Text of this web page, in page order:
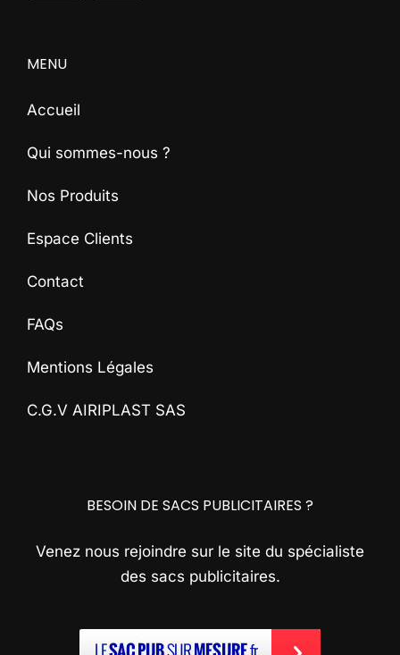
MENU
Accueil
Qui sommes-nous ?
Nos Produits
Espace Clients
Contact
FAQs
Mentions Légales
C.G.V AIRIPLAST SAS
BESOIN DE SACS PUBLICITAIRES ?
Venez nous rejoindre sur le site du spécialiste
des sacs publicitaires.